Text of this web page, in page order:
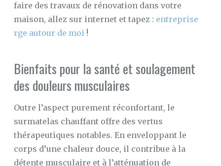
faire des travaux de rénovation dans votre
maison, allez sur internet et tapez : entreprise
rge autour de moi !
Bienfaits pour la santé et soulagement
des douleurs musculaires
Outre l’aspect purement réconfortant, le
surmatelas chauffant offre des vertus
thérapeutiques notables. En enveloppant le
corps d’une chaleur douce, il contribue à la
détente musculaire et à l’atténuation de